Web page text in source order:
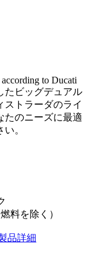
to Ducati
たビッグデュアル
ストラーダのライ
たのニーズに最適
。
料を除く）
品詳細